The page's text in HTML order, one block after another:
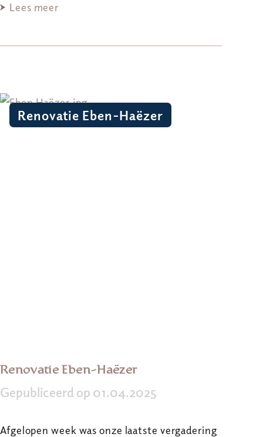
Lees meer
Renovatie Eben-Haëzer
Renovatie Eben-Haëzer
Gepubliceerd op 01.04.2025
Afgelopen week was onze laatste vergadering